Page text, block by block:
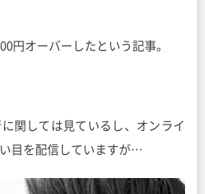
円オーバーしたという記事。
関しては見ているし、オンライ
目を配信していますが…